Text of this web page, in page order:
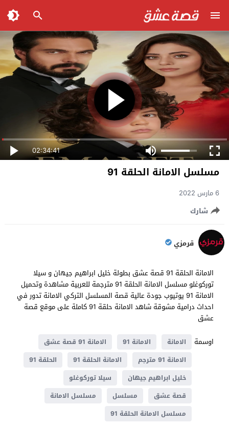
02:34:41
مسلسل الامانة الحلقة 91
6 مارس 2022
شارك
قرمزي
الامانة الحلقة 91 قصة عشق بطولة خليل ابراهيم جيهان و سيلا
توركوغلو مسلسل الامانة الحلقة 91 مترجمة للعربية مشاهدة وتحميل
الامانة 91 يوتيوب جودة عالية قصة المسلسل التركي الامانة تدور في
احداث ​​درامية مشوقة شاهد الامانة حلقة 91 كاملة على موقع قصة
عشق
اوسمة
الامانة الامانة 91
الامانة 91 قصة عشق
الامانة 91 مترجم
الامانة الحلقة 91
الحلقة 91
خليل ابراهيم جيهان
سيلا توركوغلو
قصة عشق
مسلسل
مسلسل الامانة
مسلسل الامانة الحلقة 91